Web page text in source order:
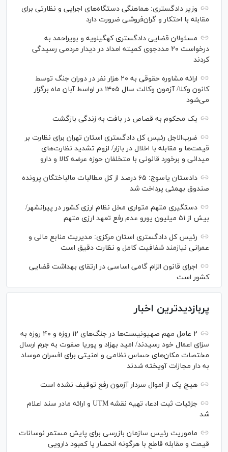
وزیر دادگستری: هماهنگی دستگاه‌های اجرایی و نظارتی برای
مقابله با احتکار و گران‌فروشی ضرورت دارد
مسئولان قضایی دادگستری کهگیلویه و بویراحمد به
درخواست‌ ۲۰ مددجوی کمیته امداد در دیدار مردمی رسیدگی
کردند
ارائه مشاوره حقوقی به ۲۰ هزار نفر در دوران جنگ توسط
کانون وکلا/ آزمون وکالت سال ۱۴۰۵ در اواسط آبان ماه برگزار
می‌شود
یک محکوم به قصاص در بافت به زندگی بازگشت
ضرب‌الاجل رئیس کل دادگستری استان تهران برای نظارت بر
قیمت‌ها و مقابله با اخلال در بازار/ لزوم تشدید نظارت‌های
میدانی و برخورد قانونی با متخلفان حوزه عرضه کالا و دارو
دادستان یاسوج: ۶۵ درصد از کل مطالبات مالباختگان پرونده
صندوق بهمئی پرداخت شد
دستگیری متهم متواری مخل نظام ارزی کشور در پیرانشهر/
بیش از ۵۱ میلیون یورو عدم رفع تعهد ارزی متهم
رئیس کل دادگستری استان مرکزی: مدیریت منابع مالی و
عمرانی نیازمند شفافیت کامل و نظارت دقیق است
اجرای قانون الزام گامی اساسی در ارتقای بهداشت قضایی
کشور است
پربازدیدترین اخبار
۲ عامل مهم صهیونیست‌ها در جنگ‌های ۱۲ روزه و ۴۰ روزه به
سزای اعمال خود رسیدند/ امید بهزاد و پوریا صفوت به جرم ارسال
مختصات مکان‌های حساس نظامی و امنیتی برای افسران موساد
به دار مجازات آویخته شدند
هیچ یک از اموال سردار آزمون رفع توقیف نشده است
جزئیات ثبت ادعا، تهیه نقشه UTM و ارائه مادر سند اعلام
شد
ماموریت رئیس سازمان بازرسی برای پایش مستمر نوسانات
قیمت و مقابله قاطع با هرگونه انحصار یا کمبود دارویی